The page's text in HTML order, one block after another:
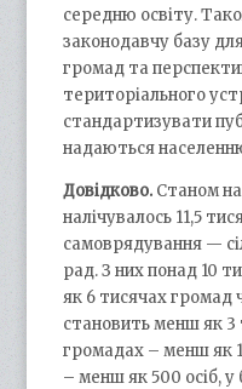
середню освіту.
законодавчу базу
громад та
територіального
стандартизувати
надаються
Довідково. Станом на
налічувалось 11,5
самоврядування —
рад. З них понад 10
як 6 тисячах громад
становить менш як 3
громадах – менш як 1
– менш як 500 осіб, у